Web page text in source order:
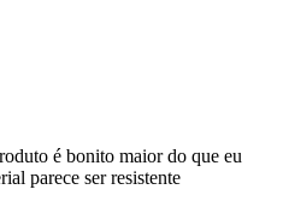
é bonito maior do que eu
parece ser resistente